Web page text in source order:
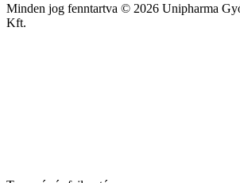
Minden jog fenntartva © 2026 Unipharma
Kft.